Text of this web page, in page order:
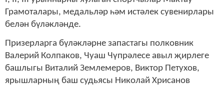
Грамоталары, медальләр һәм истәлек сувенирлары
белән бүләкләнде.
Призерларга бүләкләрне запастагы полковник
Валерий Колпаков, Чуаш Чүпрәлесе авыл җирлеге
башлыгы Виталий Землемеров, Виктор Петухов,
ярышларның баш судьясы Николай Хрисанов